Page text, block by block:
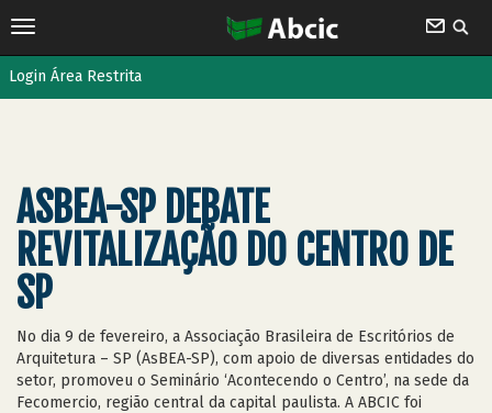
Login Área Restrita
ASBEA-SP DEBATE
REVITALIZAÇÃO DO CENTRO DE
SP
No dia 9 de fevereiro, a Associação Brasileira de Escritórios de
Arquitetura – SP (AsBEA-SP), com apoio de diversas entidades do
setor, promoveu o Seminário ‘Acontecendo o Centro’, na sede da
Fecomercio, região central da capital paulista. A ABCIC foi